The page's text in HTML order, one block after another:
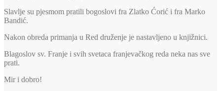
Slavlje su pjesmom pratili bogoslovi fra Zlatko Ćorić i fra Marko
Bandić.
Nakon obreda primanja u Red druženje je nastavljeno u knjižnici.
Blagoslov sv. Franje i svih svetaca franjevačkog reda neka nas sve
prati.
Mir i dobro!